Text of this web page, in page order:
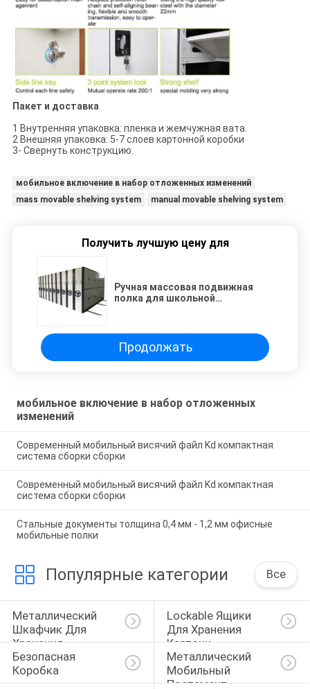
Пакет и доставка
1 Внутренняя упаковка: пленка и жемчужная вата.
2 Внешняя упаковка: 5-7 слоев картонной коробки
3- Свернуть конструкцию.
мобильное включение в набор отложенных изменений
mass movable shelving system
manual movable shelving system
Получить лучшую цену для
Ручная массовая подвижная
полка для школьной
Продолжать
мобильное включение в набор отложенных
изменений
Современный мобильный висячий файл Kd компактная
система сборки сборки
Современный мобильный висячий файл Kd компактная
система сборки сборки
Стальные документы толщина 0,4 мм - 1,2 мм офисные
мобильные полки
Популярные категории Все
Металлический
Шкафчик Для
Хранения
Lockable Ящики
Для Хранения
Карточк
Безопасная
Коробка
Металлический
Мобильный
Постамент